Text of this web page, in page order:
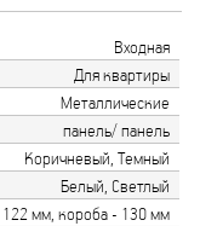
Входная
Для квартиры
Металлические
панель/ панель
Коричневый, Темный
Белый, Светлый
122 мм, короба - 130 мм